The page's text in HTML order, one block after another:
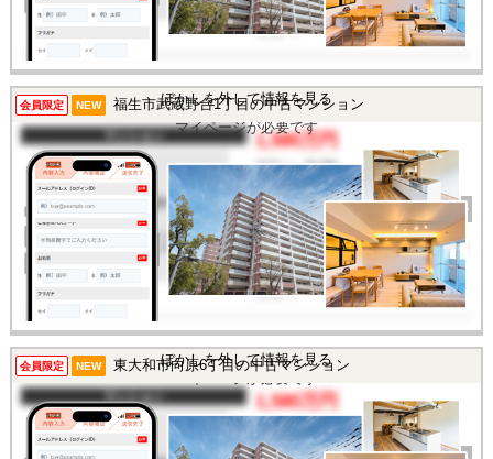
町
交通 /
会員限定 NEW 福生市武蔵野台1丁目の中古マンション
マンション 1,580万円
間取り 3LDK
完成年 1987年
建物面積 71.69㎡
土地面積 -
所在地 東京都福生市武蔵野台1丁
目
交通 /
この物件を見るには
マイページが必要です
ぼかしを外して情報を見る
会員限定 NEW 東大和市向原6丁目の中古マンション
マンション 1,580万円
間取り 1LDK
完成年 1991年
この物件を見るには
ぼかしを外して情報を見る